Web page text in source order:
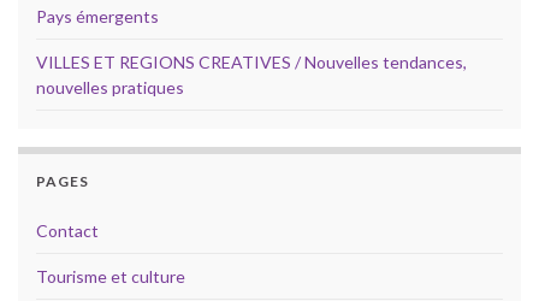
Pays émergents
VILLES ET REGIONS CREATIVES / Nouvelles tendances,
nouvelles pratiques
PAGES
Contact
Tourisme et culture